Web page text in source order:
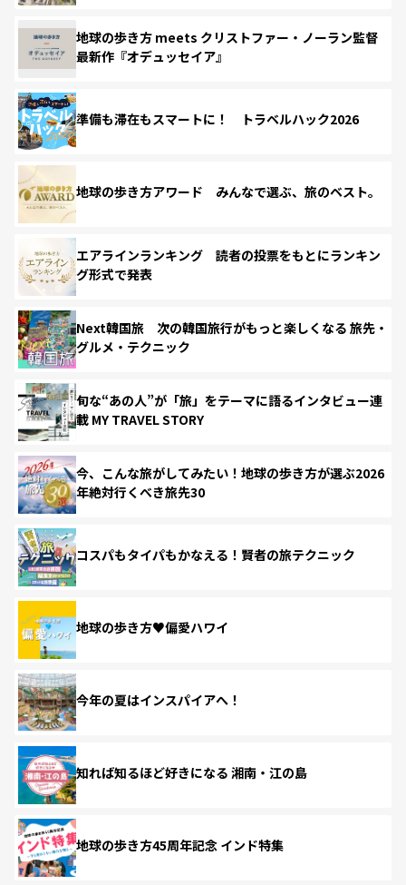
地球の歩き方 meets クリストファー・ノーラン監督
最新作『オデュッセイア』
準備も滞在もスマートに！ トラベルハック2026
地球の歩き方アワード みんなで選ぶ、旅のベスト。
エアラインランキング 読者の投票をもとにランキン
グ形式で発表
Next韓国旅 次の韓国旅行がもっと楽しくなる 旅先・
グルメ・テクニック
旬な“あの人”が「旅」をテーマに語るインタビュー連
載 MY TRAVEL STORY
今、こんな旅がしてみたい！地球の歩き方が選ぶ2026
年絶対行くべき旅先30
コスパもタイパもかなえる！賢者の旅テクニック
地球の歩き方♥偏愛ハワイ
今年の夏はインスパイアへ！
知れば知るほど好きになる 湘南・江の島
地球の歩き方45周年記念 インド特集